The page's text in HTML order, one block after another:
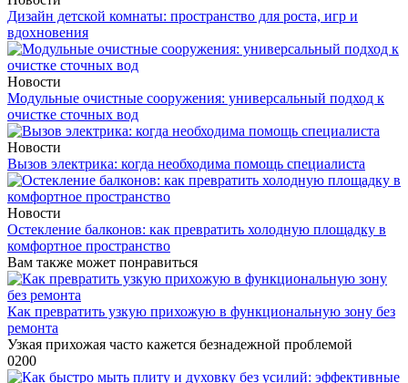
Дизайн детской комнаты: пространство для роста, игр и
вдохновения
Новости
Модульные очистные сооружения: универсальный подход к
очистке сточных вод
Новости
Вызов электрика: когда необходима помощь специалиста
Новости
Остекление балконов: как превратить холодную площадку в
комфортное пространство
Вам также может понравиться
Как превратить узкую прихожую в функциональную зону без
ремонта
Узкая прихожая часто кажется безнадежной проблемой
0200